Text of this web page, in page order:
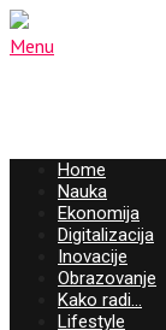
Menu
Home
Nauka
Ekonomija
Digitalizacija
Inovacije
Obrazovanje
Kako radi…
Lifestyle